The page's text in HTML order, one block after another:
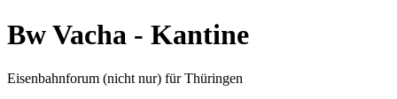
Bw Vacha - Kantine
Eisenbahnforum (nicht nur) für Thüringen